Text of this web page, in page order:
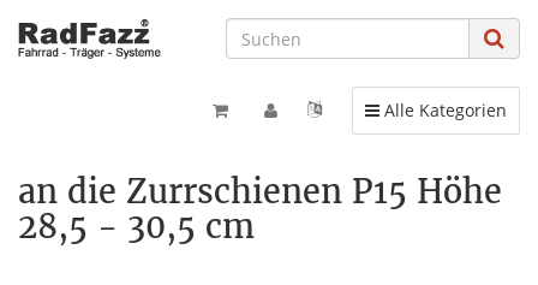
Toggle navigation
Alle Kategorien
an die Zurrschienen P15 Höhe
28,5 - 30,5 cm